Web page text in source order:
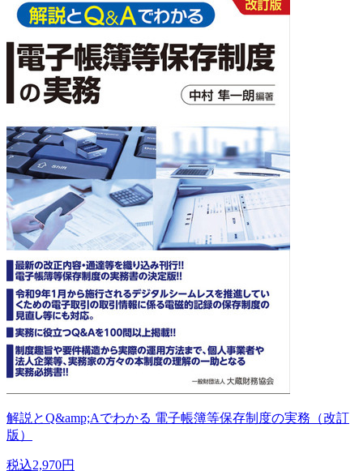
解説とQ&amp;Aでわかる 電子帳簿等保存制度の実務（改訂
版）
税込2,970円